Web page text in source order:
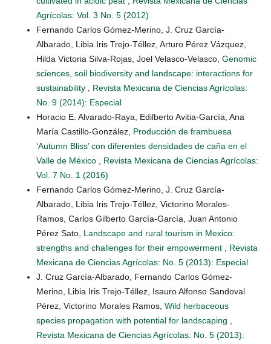
Agrícolas: Vol. 3 No. 5 (2012)
Fernando Carlos Gómez-Merino, J. Cruz García-
Albarado, Libia Iris Trejo-Téllez, Arturo Pérez Vázquez,
Hilda Victoria Silva-Rojas, Joel Velasco-Velasco, Genomic
sciences, soil biodiversity and landscape: interactions for
sustainability
Revista Mexicana de Ciencias Agrícolas:
No. 9 (2014): Especial
Horacio E. Alvarado-Raya, Edilberto Avitia-García, Ana
María Castillo-González, Producción de frambuesa
‘Autumn Bliss’ con diferentes densidades de caña en el
Valle de México
Revista Mexicana de Ciencias Agrícolas:
Vol. 7 No. 1 (2016)
Fernando Carlos Gómez-Merino, J. Cruz García-
Albarado, Libia Iris Trejo-Téllez, Victorino Morales-
Ramos, Carlos Gilberto García-García, Juan Antonio
Pérez Sato, Landscape and rural tourism in Mexico:
strengths and challenges for their empowerment
Revista
Mexicana de Ciencias Agrícolas: No. 5 (2013): Especial
J. Cruz García-Albarado, Fernando Carlos Gómez-
Merino, Libia Iris Trejo-Téllez, Isauro Alfonso Sandoval
Pérez, Victorino Morales Ramos, Wild herbaceous
species propagation with potential for landscaping
Revista Mexicana de Ciencias Agrícolas: No. 5 (2013):